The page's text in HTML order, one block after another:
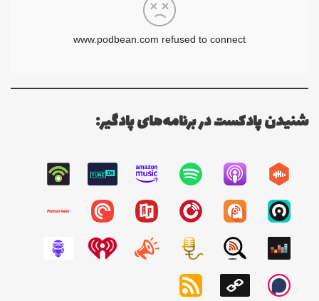
شنیدن پادکست در برنامه‌های پادگیر: